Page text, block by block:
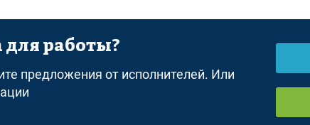
Оферта Политика конфиденциальности Дисклеймер о ЗоЗПП
работы?
предложения от исполнителей. Или